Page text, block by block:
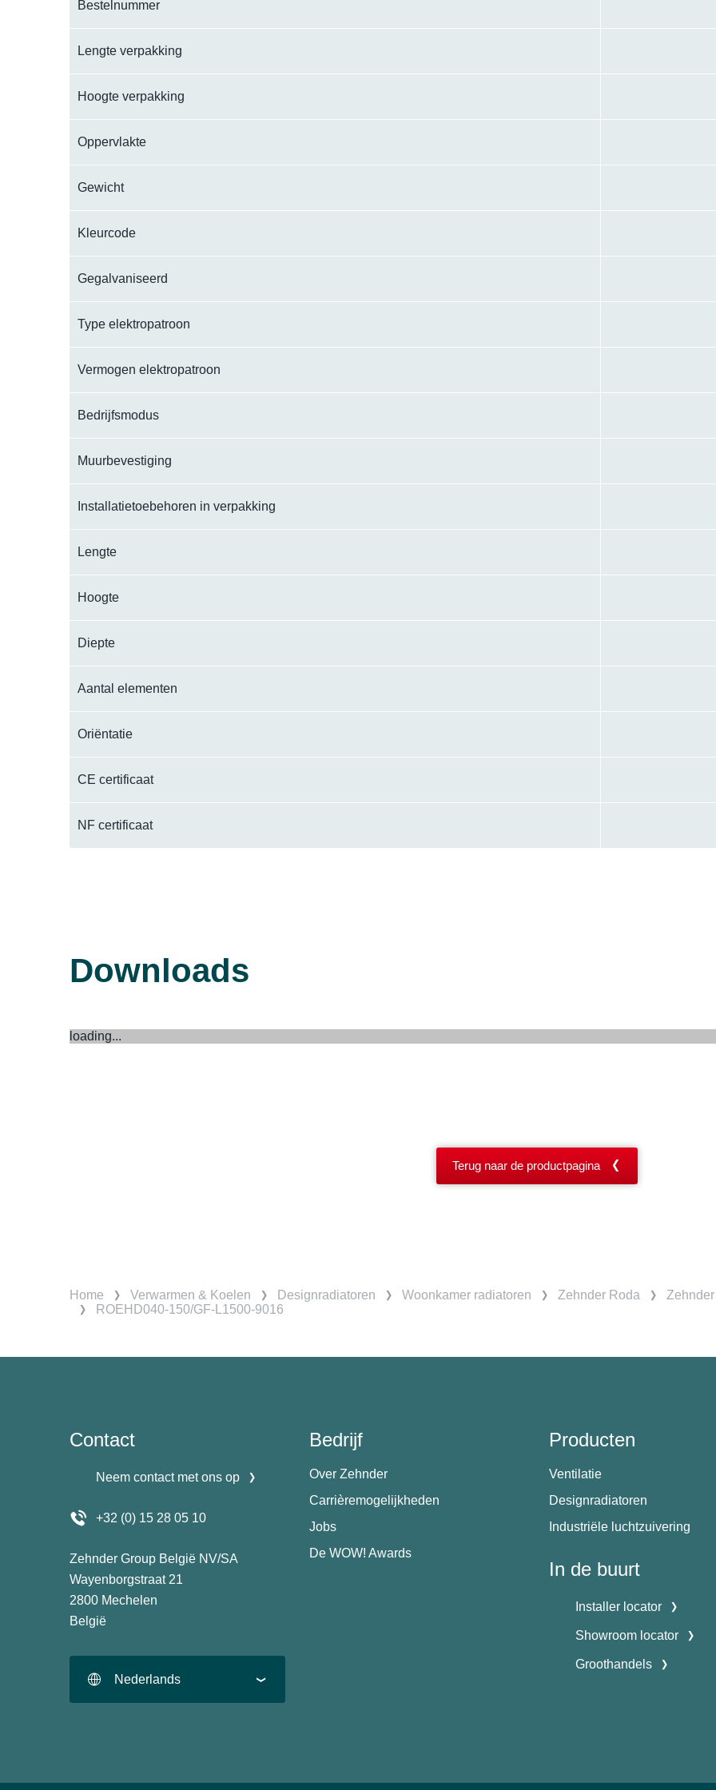
Bestelnummer
Lengte verpakking
Hoogte verpakking
Oppervlakte
Gewicht
Kleurcode
Gegalvaniseerd
Type elektropatroon
Vermogen elektropatroon
Bedrijfsmodus
Muurbevestiging
Installatietoebehoren in verpakking
Lengte
Hoogte
Diepte
Aantal elementen
Oriëntatie
CE certificaat
NF certificaat
Downloads
loading...
Terug naar de productpagina
Home Verwarmen & Koelen Designradiatoren Woonkamer radiatoren Zehnder Roda
ROEHD040-150/GF-L1500-9016
Contact
Neem contact met ons op
+32 (0) 15 28 05 10
Zehnder Group België NV/SA
Wayenborgstraat 21
2800 Mechelen
België
Nederlands
Bedrijf
Over Zehnder
Carrièremogelijkheden
Jobs
De WOW! Awards
Producten
Ventilatie
Designradiatoren
Industriële luchtzuivering
In de buurt
Installer locator
Showroom locator
Groothandels